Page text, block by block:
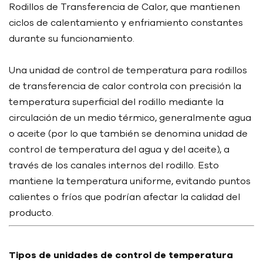
Rodillos de Transferencia de Calor, que mantienen
ciclos de calentamiento y enfriamiento constantes
durante su funcionamiento.
Una unidad de control de temperatura para rodillos
de transferencia de calor controla con precisión la
temperatura superficial del rodillo mediante la
circulación de un medio térmico, generalmente agua
o aceite (por lo que también se denomina unidad de
control de temperatura del agua y del aceite), a
través de los canales internos del rodillo. Esto
mantiene la temperatura uniforme, evitando puntos
calientes o fríos que podrían afectar la calidad del
producto.
Tipos de unidades de control de temperatura